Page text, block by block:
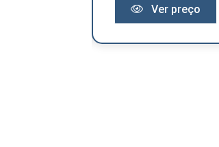
Ver preço